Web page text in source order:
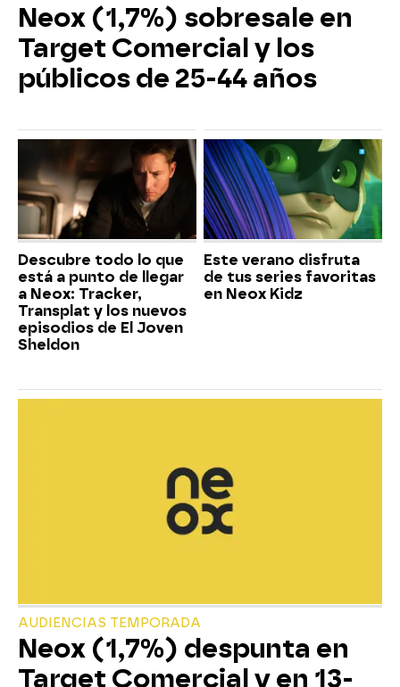
Neox (1,7%) sobresale en
Target Comercial y los
públicos de 25-44 años
Descubre todo lo que
está a punto de llegar
a Neox: Tracker,
Transplat y los nuevos
episodios de El Joven
Sheldon
Este verano disfruta
de tus series favoritas
en Neox Kidz
AUDIENCIAS TEMPORADA
Neox (1,7%) despunta en
Target Comercial y en 13-